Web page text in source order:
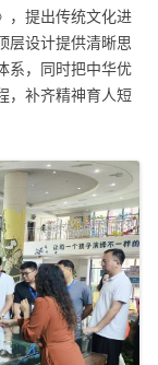
，提出传统文化进
层设计提供清晰思
系，同时把中华优
，补齐精神育人短